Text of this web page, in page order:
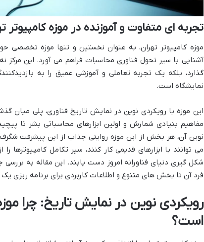
تجربه ای متفاوت و آموزنده در موزه کامپیوتر
موزه کامپیوتر تهران، به عنوان نخستین و تنها موزه تخصصی
آشنایی با سیر تحول فناوری محاسبات فراهم می آورد. این مرکز
گذارد، بلکه یک تجربه تعاملی و آموزشی عمیق را به
نمایشگاه است.
این موزه با رویکردی نوین در نمایش تاریخ فناوری، پلی میان
مفاهیم بنیادی شمارش و اولین ابزارهای محاسباتی بشر تا
نوین آن، هر بخش از این موزه روایتی جذاب از این پیشرفت شگرف
می توانند با ابزارهای قدیمی کار کنند، سیر تکامل
شکل گیری دنیای فناورانه امروز دست یابند. این مقاله به
فرد آن تا بخش های متنوع و اطلاعات کاربردی برای برنامه ریزی یک
رویکردی نوین در نمایش تاریخ: چرا
است؟